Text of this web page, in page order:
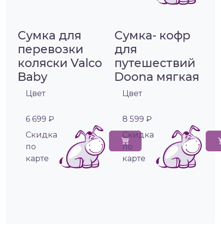
Сумка для
перевозки
коляски Valco
Baby
Цвет
6 699 ₽
Cкидка
по
карте
Сумка- кофр
для
путешествий
Doona мягкая
Цвет
8 599 ₽
Cкидка
по
карте